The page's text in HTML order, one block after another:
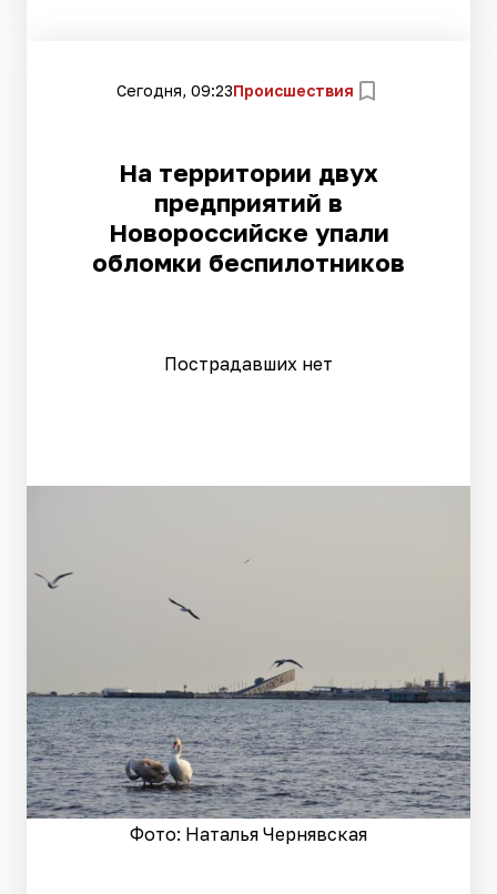
Сегодня, 09:23Происшествия
На территории двух
предприятий в
Новороссийске упали
обломки беспилотников
Пострадавших нет
Фото: Наталья Чернявская